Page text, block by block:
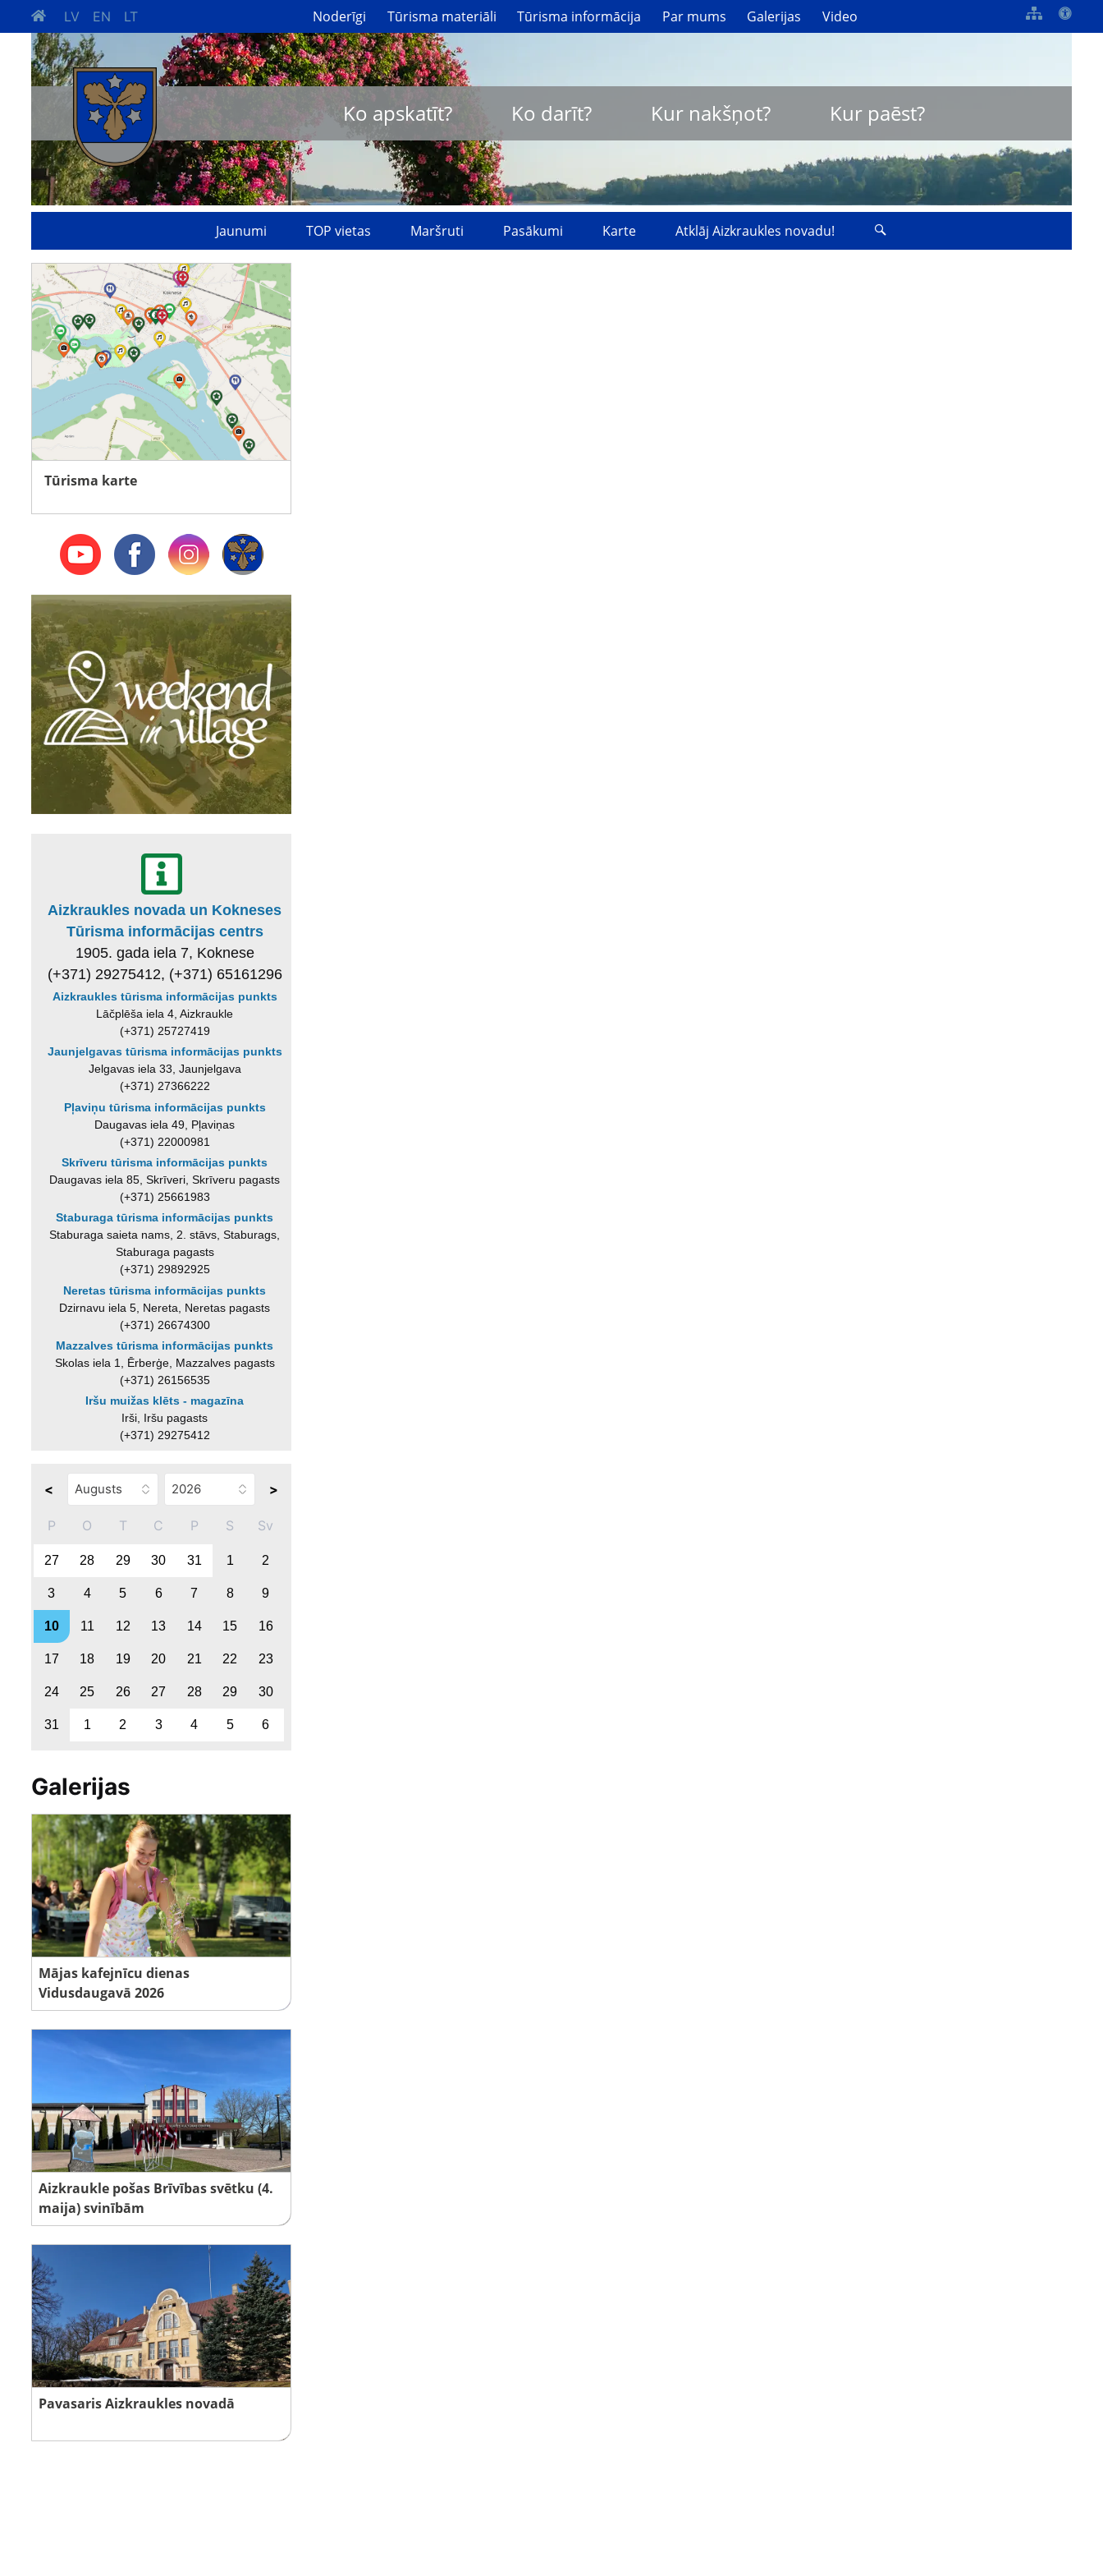
LV EN LT Noderīgi Tūrisma materiāli Tūrisma informācija Par mums Galerijas Video
Ko apskatīt? Ko darīt? Kur nakšņot? Kur paēst?
Jaunumi TOP vietas Maršruti Pasākumi Karte Atklāj Aizkraukles novadu!
Tūrisma karte
Aizkraukles novada un Kokneses
Tūrisma informācijas centrs
1905. gada iela 7, Koknese
(+371) 29275412, (+371) 65161296
Aizkraukles tūrisma informācijas punkts
Lāčplēša iela 4, Aizkraukle
(+371) 25727419
Jaunjelgavas tūrisma informācijas punkts
Jelgavas iela 33, Jaunjelgava
(+371) 27366222
Pļaviņu tūrisma informācijas punkts
Daugavas iela 49, Pļaviņas
(+371) 22000981
Skrīveru tūrisma informācijas punkts
Daugavas iela 85, Skrīveri, Skrīveru pagasts
(+371) 25661983
Staburaga tūrisma informācijas punkts
Staburaga saieta nams, 2. stāvs, Staburags,
Staburaga pagasts
(+371) 29892925
Neretas tūrisma informācijas punkts
Dzirnavu iela 5, Nereta, Neretas pagasts
(+371) 26674300
Mazzalves tūrisma informācijas punkts
Skolas iela 1, Ērberģe, Mazzalves pagasts
(+371) 26156535
Iršu muižas klēts - magazīna
Irši, Iršu pagasts
(+371) 29275412
< >
P O T C P S Sv
27 28 29 30 31 1 2
3 4 5 6 7 8 9
10 11 12 13 14 15 16
17 18 19 20 21 22 23
24 25 26 27 28 29 30
31 1 2 3 4 5 6
Galerijas
Mājas kafejnīcu dienas
Vidusdaugavā 2026
Aizkraukle pošas Brīvības svētku (4.
maija) svinībām
Pavasaris Aizkraukles novadā